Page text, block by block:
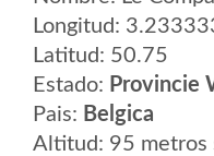
Longitud:
Latitud: 50.75
Estado: Provincie
Pais: Belgica
Altitud: 95 metros